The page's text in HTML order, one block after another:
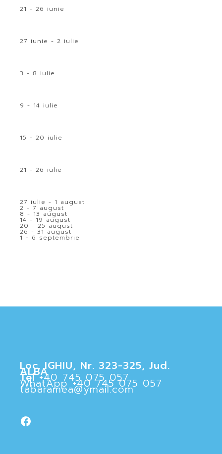
21 - 26 iunie
27 iunie - 2 iulie
3 - 8 iulie
9 - 14 iulie
15 - 20 iulie
21 - 26 iulie
27 iulie - 1 august
2 - 7 august
8 - 13 august
14 - 19 august
20 - 25 august
26 - 31 august
1 - 6 septembrie
Loc. IGHIU, Nr. 323-325, Jud.
ALBA
Tel +40 745 075 057
WhatApp +40 745 075 057
tabaramea@ymail.com
Facebook